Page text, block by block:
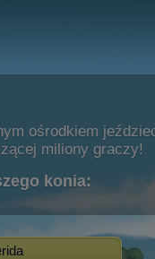
ośrodkiem
miliony graczy!
konia: